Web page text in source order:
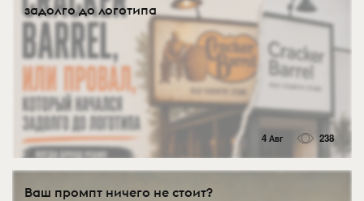
задолго до логотипа
4 Авг 238
Ваш промпт ничего не стоит?